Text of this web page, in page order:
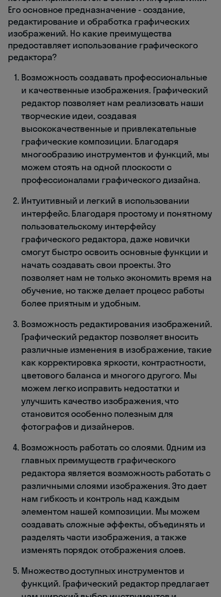
Его основное предназначение - создание,
редактирование и обработка графических
изображений. Но какие преимущества
предоставляет использование графического
редактора?
Возможность создавать профессиональные
и качественные изображения. Графический
редактор позволяет нам реализовать наши
творческие идеи, создавая
высококачественные и привлекательные
графические композиции. Благодаря
многообразию инструментов и функций, мы
можем стоять на одной плоскости с
профессионалами графического дизайна.
Интуитивный и легкий в использовании
интерфейс. Благодаря простому и понятному
пользовательскому интерфейсу
графического редактора, даже новички
смогут быстро освоить основные функции и
начать создавать свои проекты. Это
позволяет нам не только экономить время на
обучение, но также делает процесс работы
более приятным и удобным.
Возможность редактирования изображений.
Графический редактор позволяет вносить
различные изменения в изображение, такие
как корректировка яркости, контрастности,
цветового баланса и многого другого. Мы
можем легко исправить недостатки и
улучшить качество изображения, что
становится особенно полезным для
фотографов и дизайнеров.
Возможность работать со слоями. Одним из
главных преимуществ графического
редактора является возможность работать с
различными слоями изображения. Это дает
нам гибкость и контроль над каждым
элементом нашей композиции. Мы можем
создавать сложные эффекты, объединять и
разделять части изображения, а также
изменять порядок отображения слоев.
Множество доступных инструментов и
функций. Графический редактор предлагает